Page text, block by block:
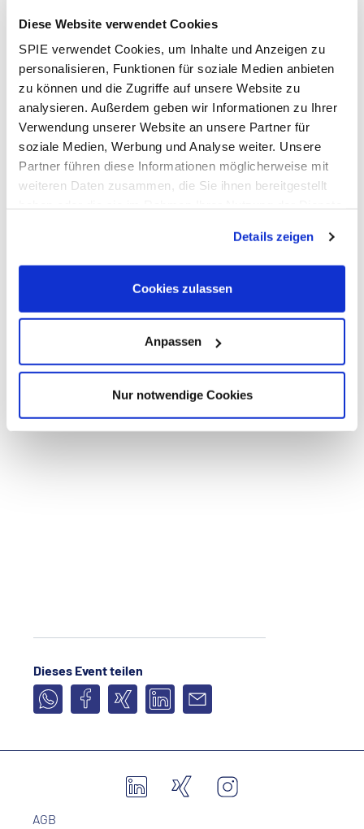
Diese Website verwendet Cookies
SPIE verwendet Cookies, um Inhalte und Anzeigen zu
personalisieren, Funktionen für soziale Medien anbieten
zu können und die Zugriffe auf unsere Website zu
analysieren. Außerdem geben wir Informationen zu Ihrer
Verwendung unserer Website an unsere Partner für
soziale Medien, Werbung und Analyse weiter. Unsere
Partner führen diese Informationen möglicherweise mit
weiteren Daten zusammen, die Sie ihnen bereitgestellt
Verarbeitung Ihrer Daten in den USA ein. Alle weiteren
Informationen zu Cookies finden Sie in unseren
Datenschutzhinweisen.
Details zeigen
Cookies zulassen
Anpassen
Nur notwendige Cookies
Wo
Stadthalle Vilsbiburg
Kolpingplatz 1
84137 Vilsbiburg
Sie haben Fragen?
Dieses Event teilen
AGB